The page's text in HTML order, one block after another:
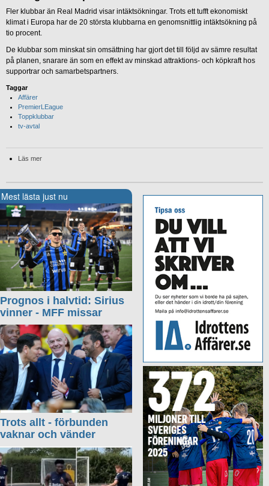
Fler klubbar än Real Madrid visar intäktsökningar. Trots ett tufft ekonomiskt
klimat i Europa har de 20 största klubbarna en genomsnittlig intäktsökning på
tio procent.
De klubbar som minskat sin omsättning har gjort det till följd av sämre resultat
på planen, snarare än som en effekt av minskad attraktions- och köpkraft hos
supportrar och samarbetspartners.
Taggar
Affärer
PremierLEague
Toppklubbar
tv-avtal
Läs mer
Mest lästa just nu
Prognos i halvtid: Sirius
vinner - MFF missar
Trots allt - förbunden
vaknar och vänder